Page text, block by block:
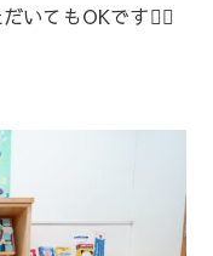
いてもOKです🙆‍♀️